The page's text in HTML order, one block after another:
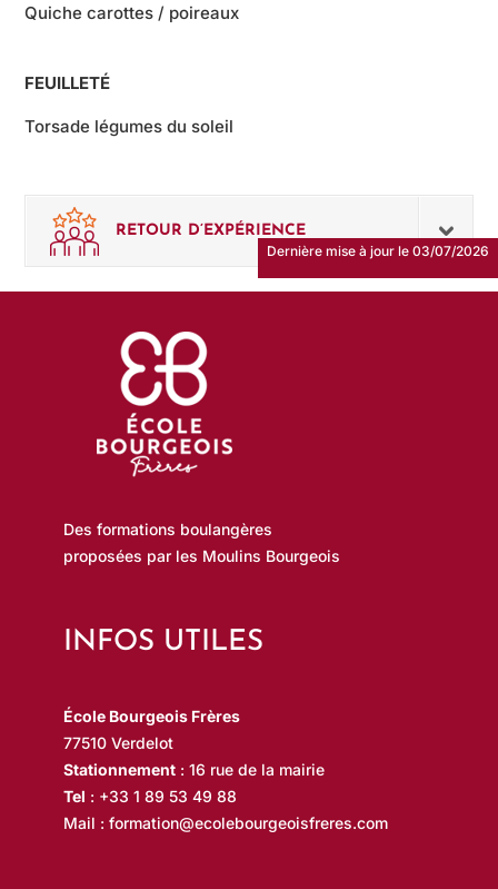
Quiche carottes / poireaux
FEUILLETÉ
Torsade légumes du soleil
RETOUR D’EXPÉRIENCE
Dernière mise à jour le 03/07/2026
Des formations boulangères
proposées par les Moulins Bourgeois
INFOS UTILES
École Bourgeois Frères
77510 Verdelot
Stationnement: 16 rue de la mairie
Tel : +33 1 89 53 49 88
Mail : formation@ecolebourgeoisfreres.com